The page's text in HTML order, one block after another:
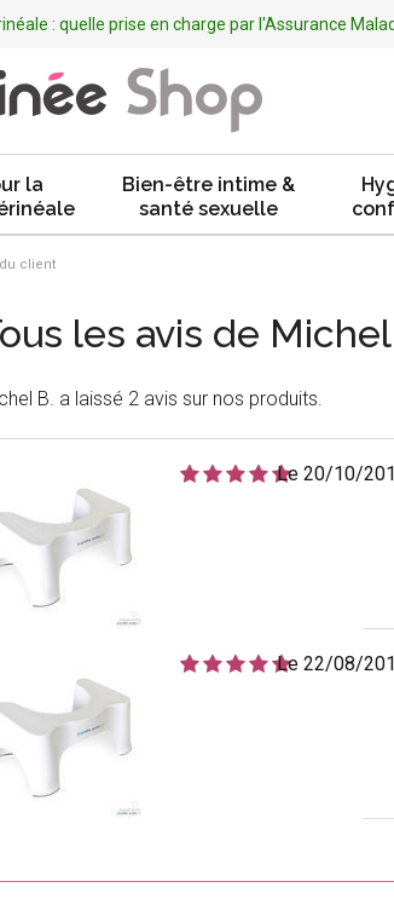
: quelle prise en charge par l'Assurance
la
Bien-être intime &
santé sexuelle
client
les avis de Michel
B. a laissé 2 avis sur nos produits.
Le 20/10/
Le 22/08/